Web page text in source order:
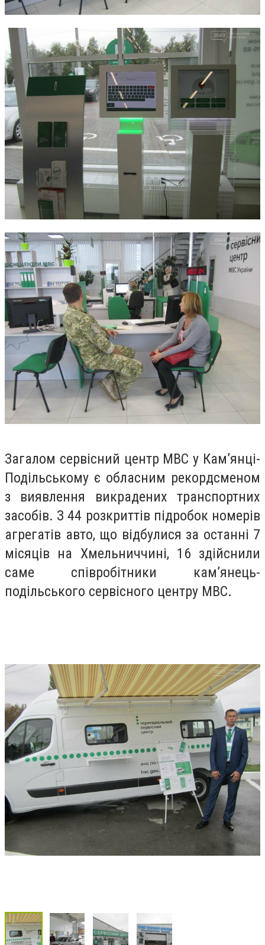
Загалом сервісний центр МВС у Кам’янці-
Подільському є обласним рекордсменом
з виявлення викрадених транспортних
засобів. З 44 розкриттів підробок номерів
агрегатів авто, що відбулися за останні 7
місяців на Хмельниччині, 16 здійснили
саме співробітники кам’янець-
подільського сервісного центру МВС.